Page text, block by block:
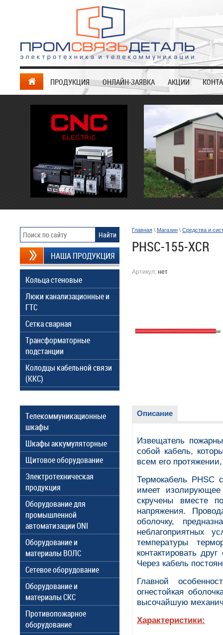
ПРОДУКЦИЯ ОНЛАЙН-ЗАЯВКА АКЦИИ
Главная \ Магазин \ Средства и
PHSC-155-XCR
Артикул: нет
Описание
Извещатель
собой кабель,
всем его
Термокабель PHSC
имеет изолирующее
скручены вместе
напряжения.
оболочку,
неблагоприятных
температуры
контактировать
Через кабель
Главной
огнестойкая
высочайшую
Характеристики:
НАША ПРОДУКЦИЯ
Кольца стеновые
Люки канализационные и
ГТС
Сетка сварная
Трансформаторные
подстанции
Колодцы кабельной связи
(ККС)
Телекоммуникационные
шкафы
Шкафы аккумуляторные
Щитовое оборудование
Электротехническая
продукция
Оборудование для
промышленной
автоматизации ONI
Оборудование и
материалы ВОЛС
Сетевое оборудование
Оборудование и
материалы СКС
Противопожарное
оборудование